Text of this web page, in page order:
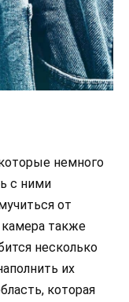
немного
с ними
от
камера также
несколько
их
которая